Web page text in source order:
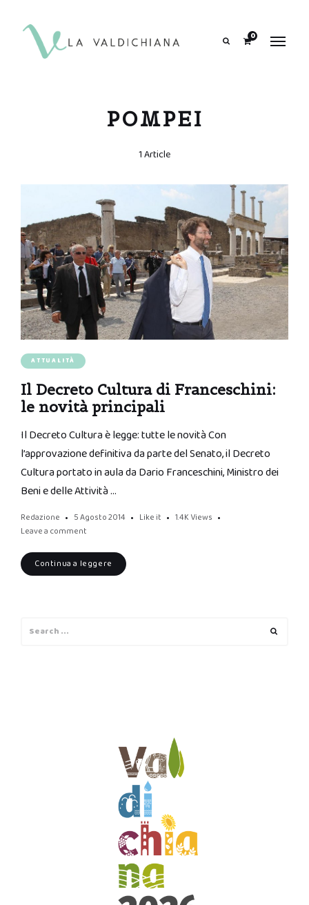
0
POMPEI
1 Article
ATTUALITÀ
Il Decreto Cultura di Franceschini:
le novità principali
Il Decreto Cultura è legge: tutte le novità Con
l’approvazione definitiva da parte del Senato, il Decreto
Cultura portato in aula da Dario Franceschini, Ministro dei
Beni e delle Attività …
Redazione 5 Agosto 2014 Like it 1.4K Views
Leave a comment
Continua a leggere